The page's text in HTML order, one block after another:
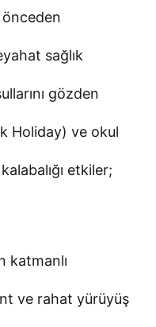
önceden
sağlık
gözden
Holiday) ve okul
etkiler;
katmanlı
ve rahat yürüyüş